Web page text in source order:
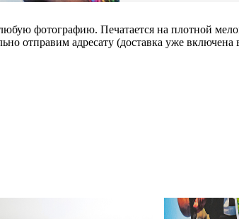
фотографию. Печатается на плотной
отправим адресату (доставка уже включена